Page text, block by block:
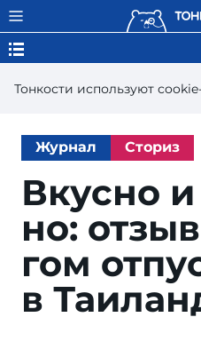
Тонкости используют
Журнал Сториз
Вкусно
но:
гом
в